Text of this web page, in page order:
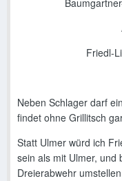
Friedl-
Neben Schlager darf
findet ohne Grillitsch
Statt Ulmer würd ich
sein als mit Ulmer, und
Dreierabwehr